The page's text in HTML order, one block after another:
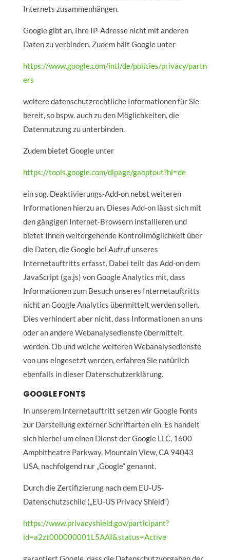
Internets zusammenhängen.
Google gibt an, Ihre IP-Adresse nicht mit anderen
Daten zu verbinden. Zudem hält Google unter
https://www.google.com/intl/de/policies/privacy/partn
ers
weitere datenschutzrechtliche Informationen für Sie
bereit, so bspw. auch zu den Möglichkeiten, die
Datennutzung zu unterbinden.
Zudem bietet Google unter
https://tools.google.com/dlpage/gaoptout?hl=de
ein sog. Deaktivierungs-Add-on nebst weiteren
Informationen hierzu an. Dieses Add-on lässt sich mit
den gängigen Internet-Browsern installieren und
bietet Ihnen weitergehende Kontrollmöglichkeit über
die Daten, die Google bei Aufruf unseres
Internetauftritts erfasst. Dabei teilt das Add-on dem
JavaScript (ga.js) von Google Analytics mit, dass
Informationen zum Besuch unseres Internetauftritts
nicht an Google Analytics übermittelt werden sollen.
Dies verhindert aber nicht, dass Informationen an uns
oder an andere Webanalysedienste übermittelt
werden. Ob und welche weiteren Webanalysedienste
von uns eingesetzt werden, erfahren Sie natürlich
ebenfalls in dieser Datenschutzerklärung.
GOOGLE FONTS
In unserem Internetauftritt setzen wir Google Fonts
zur Darstellung externer Schriftarten ein. Es handelt
sich hierbei um einen Dienst der Google LLC, 1600
Amphitheatre Parkway, Mountain View, CA 94043
USA, nachfolgend nur „Google“ genannt.
Durch die Zertifizierung nach dem EU-US-
Datenschutzschild („EU-US Privacy Shield“)
https://www.privacyshield.gov/participant?
id=a2zt000000001L5AAI&status=Active